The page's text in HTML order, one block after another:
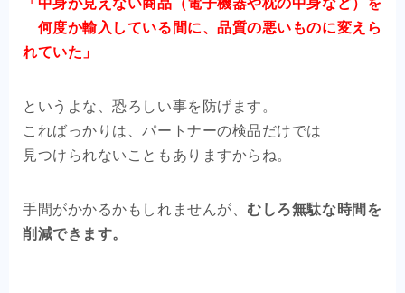
「中身が見えない商品（電子機器や枕の中身など）を
何度か輸入している間に、品質の悪いものに変えら
れていた」
というよな、恐ろしい事を防げます。
こればっかりは、パートナーの検品だけでは
見つけられないこともありますからね。
手間がかかるかもしれませんが、 むしろ無駄な時間を
削減できます。